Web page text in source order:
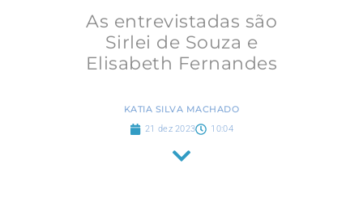
As entrevistadas são
Sirlei de Souza e
Elisabeth Fernandes
KATIA SILVA MACHADO
21 dez 2023 10:04